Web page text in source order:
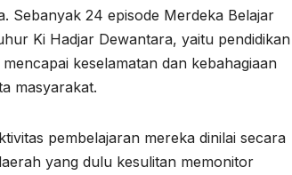
Sebanyak 24 episode Merdeka Belajar
Ki Hadjar Dewantara, yaitu pendidikan
keselamatan dan kebahagiaan
masyarakat.
pembelajaran mereka dinilai secara
yang dulu kesulitan memonitor